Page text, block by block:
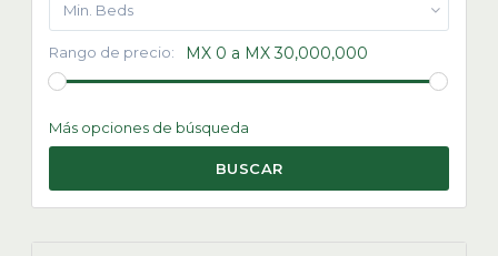
Min. Beds
Rango de precio: MX 0 a MX 30,000,000
Más opciones de búsqueda
BUSCAR